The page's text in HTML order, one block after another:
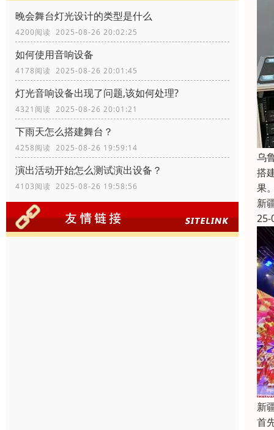
晚会舞台灯光设计的类型是什么
4200阅读 2025-08-26 20:02:25
如何使用音响设备
4178阅读 2025-08-26 20:01:45
灯光音响设备出现了问题,该如何处理?
4321阅读 2025-08-26 20:01:21
下雨天怎么搭建舞台？
4258阅读 2025-08-26 19:59:14
演出活动开始怎么测试演出设备？
4103阅读 2025-08-26 19:58:56
乌
搭
果
新
25-
新
首